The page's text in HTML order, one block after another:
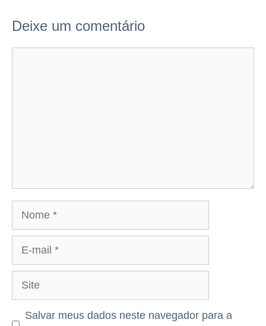
Deixe um comentário
Nome
mail
Site
Salvar meus dados neste navegador para a